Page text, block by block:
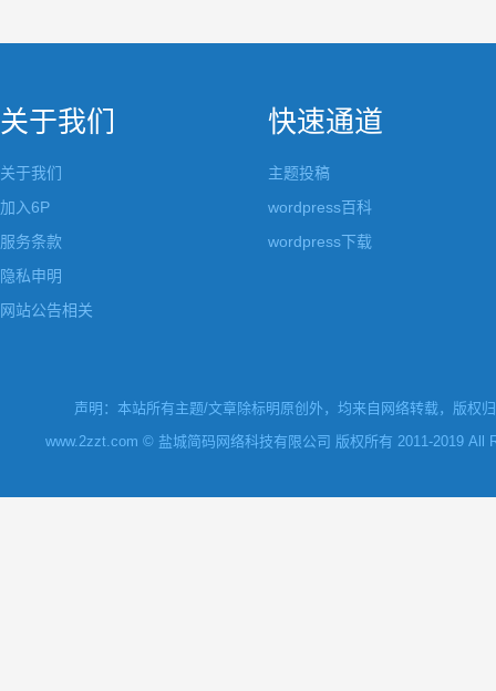
关于我们
关于我们
加入6P
服务条款
隐私申明
网站公告相关
快速通道
主题投稿
wordpress百科
wordpress下载
声明：本站所有主题/文章除标明原创外，均来自网络转载，版权
www.2zzt.com © 盐城简码网络科技有限公司 版权所有 2011-2019